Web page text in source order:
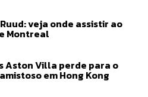
veja onde assistir ao
Montreal
Aston Villa perde para o
em Hong Kong